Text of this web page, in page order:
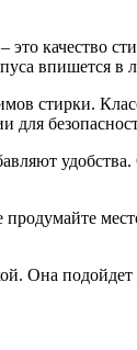
качество
впишется в
стирки.
для
Она